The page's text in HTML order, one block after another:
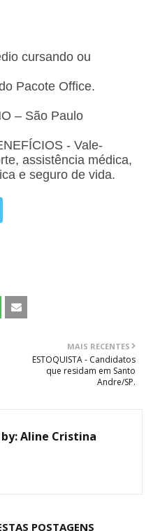
cursando ou
Pacote Office.
– São Paulo
- Vale-
assistência médica,
e seguro de vida.
MAIS RECENTES
ESTOQUISTA - Candidatos
que residam em Santo
Andre/SP.
Aline Cristina
POSTAGENS